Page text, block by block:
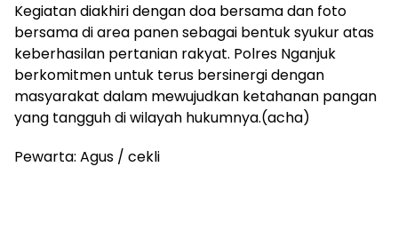
Kegiatan diakhiri dengan doa bersama dan foto
bersama di area panen sebagai bentuk syukur atas
keberhasilan pertanian rakyat. Polres Nganjuk
berkomitmen untuk terus bersinergi dengan
masyarakat dalam mewujudkan ketahanan pangan
yang tangguh di wilayah hukumnya.(acha)
Pewarta: Agus / cekli